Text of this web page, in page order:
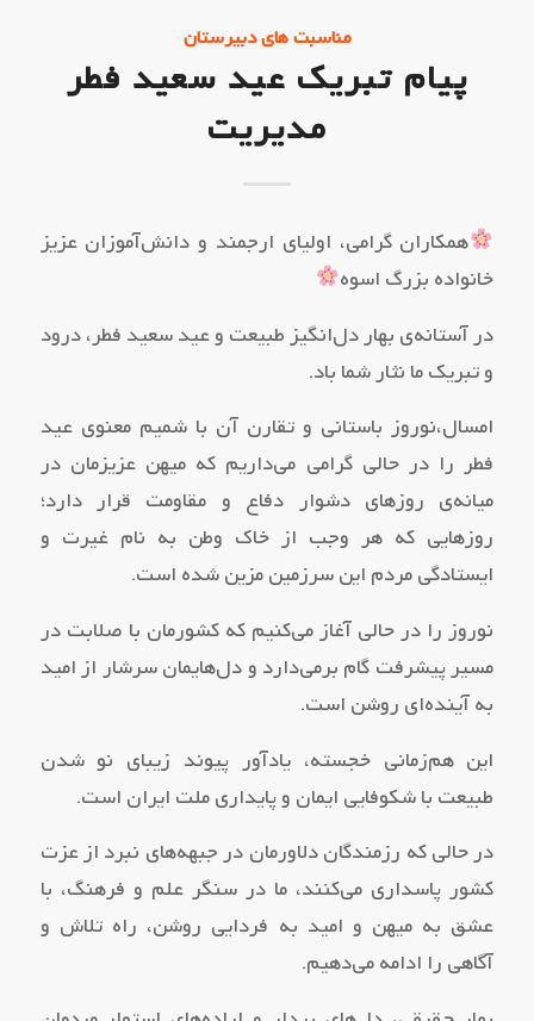
مناسبت های دبیرستان
پیام تبریک عید سعید فطر
مدیریت
همکاران گرامی، اولیای ارجمند و دانش‌آموزان عزیز
خانواده بزرگ اسوه
در آستانه‌ی بهار دل‌انگیز طبیعت و عید سعید فطر، درود
و تبریک ما نثار شما باد.
امسال،نوروز باستانی و تقارن آن با شمیم معنوی عید
فطر را در حالی گرامی می‌داریم که میهن عزیزمان در
میانه‌ی روزهای دشوار دفاع و مقاومت قرار دارد؛
روزهایی که هر وجب از خاک وطن به نام غیرت و
ایستادگی مردم این سرزمین مزین شده است.
نوروز را در حالی آغاز می‌کنیم که کشورمان با صلابت در
مسیر پیشرفت گام برمی‌دارد و دل‌هایمان سرشار از امید
به آینده‌ای روشن است.
این هم‌زمانی خجسته، یادآور پیوند زیبای نو شدن
طبیعت با شکوفایی ایمان و پایداری ملت ایران است.
در حالی که رزمندگان دلاورمان در جبهه‌های نبرد از عزت
کشور پاسداری می‌کنند، ما در سنگر علم و فرهنگ، با
عشق به میهن و امید به فردایی روشن، راه تلاش و
آگاهی را ادامه می‌دهیم.